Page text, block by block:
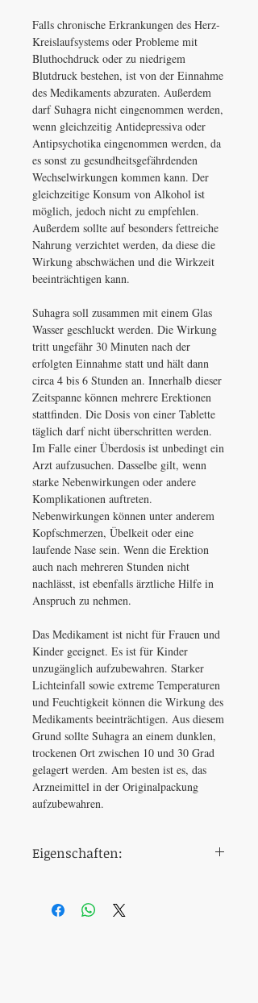
Falls chronische Erkrankungen des Herz-
Kreislaufsystems oder Probleme mit
Bluthochdruck oder zu niedrigem
Blutdruck bestehen, ist von der Einnahme
des Medikaments abzuraten. Außerdem
darf Suhagra nicht eingenommen werden,
wenn gleichzeitig Antidepressiva oder
Antipsychotika eingenommen werden, da
es sonst zu gesundheitsgefährdenden
Wechselwirkungen kommen kann. Der
gleichzeitige Konsum von Alkohol ist
möglich, jedoch nicht zu empfehlen.
Außerdem sollte auf besonders fettreiche
Nahrung verzichtet werden, da diese die
Wirkung abschwächen und die Wirkzeit
beeinträchtigen kann.
Suhagra soll zusammen mit einem Glas
Wasser geschluckt werden. Die Wirkung
tritt ungefähr 30 Minuten nach der
erfolgten Einnahme statt und hält dann
circa 4 bis 6 Stunden an. Innerhalb dieser
Zeitspanne können mehrere Erektionen
stattfinden. Die Dosis von einer Tablette
täglich darf nicht überschritten werden.
Im Falle einer Überdosis ist unbedingt ein
Arzt aufzusuchen. Dasselbe gilt, wenn
starke Nebenwirkungen oder andere
Komplikationen auftreten.
Nebenwirkungen können unter anderem
Kopfschmerzen, Übelkeit oder eine
laufende Nase sein. Wenn die Erektion
auch nach mehreren Stunden nicht
nachlässt, ist ebenfalls ärztliche Hilfe in
Anspruch zu nehmen.
Das Medikament ist nicht für Frauen und
Kinder geeignet. Es ist für Kinder
unzugänglich aufzubewahren. Starker
Lichteinfall sowie extreme Temperaturen
und Feuchtigkeit können die Wirkung des
Medikaments beeinträchtigen. Aus diesem
Grund sollte Suhagra an einem dunklen,
trockenen Ort zwischen 10 und 30 Grad
gelagert werden. Am besten ist es, das
Arzneimittel in der Originalpackung
aufzubewahren.
Eigenschaften: